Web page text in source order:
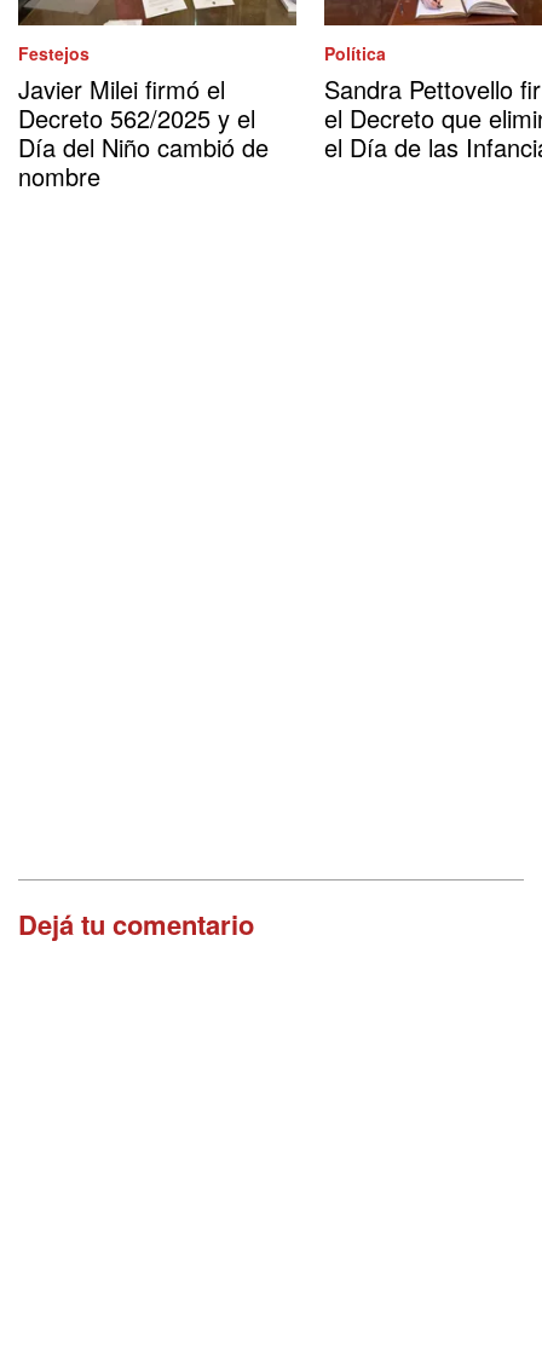
Festejos
Javier Milei firmó el
Decreto 562/2025 y el
Día del Niño cambió de
nombre
Política
Sandra Pettovello
el Decreto que
el Día de las
Dejá tu comentario